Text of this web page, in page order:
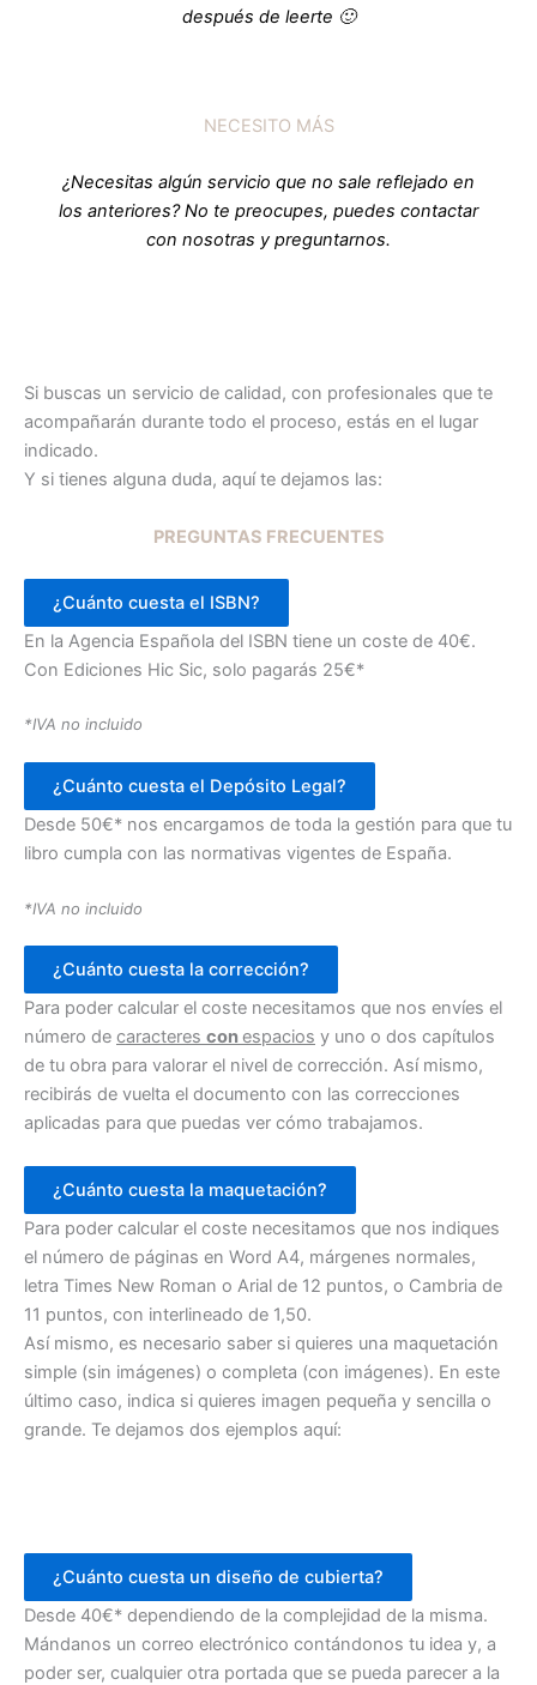
después de leerte 🙂
NECESITO MÁS
¿Necesitas algún servicio que no sale reflejado en
los anteriores? No te preocupes, puedes contactar
con nosotras y preguntarnos.
Si buscas un servicio de calidad, con profesionales que te
acompañarán durante todo el proceso, estás en el lugar
indicado.
Y si tienes alguna duda, aquí te dejamos las:
PREGUNTAS FRECUENTES
¿Cuánto cuesta el ISBN?
En la Agencia Española del ISBN tiene un coste de 40€.
Con Ediciones Hic Sic, solo pagarás 25€*
*IVA no incluido
¿Cuánto cuesta el Depósito Legal?
Desde 50€* nos encargamos de toda la gestión para que tu
libro cumpla con las normativas vigentes de España.
*IVA no incluido
¿Cuánto cuesta la corrección?
Para poder calcular el coste necesitamos que nos envíes el
número de caracteres conespacios y uno o dos capítulos
de tu obra para valorar el nivel de corrección. Así mismo,
recibirás de vuelta el documento con las correcciones
aplicadas para que puedas ver cómo trabajamos.
¿Cuánto cuesta la maquetación?
Para poder calcular el coste necesitamos que nos indiques
el número de páginas en Word A4, márgenes normales,
letra Times New Roman o Arial de 12 puntos, o Cambria de
11 puntos, con interlineado de 1,50.
Así mismo, es necesario saber si quieres una maquetación
simple (sin imágenes) o completa (con imágenes). En este
último caso, indica si quieres imagen pequeña y sencilla o
grande. Te dejamos dos ejemplos aquí:
¿Cuánto cuesta un diseño de cubierta?
Desde 40€* dependiendo de la complejidad de la misma.
Mándanos un correo electrónico contándonos tu idea y, a
poder ser, cualquier otra portada que se pueda parecer a la